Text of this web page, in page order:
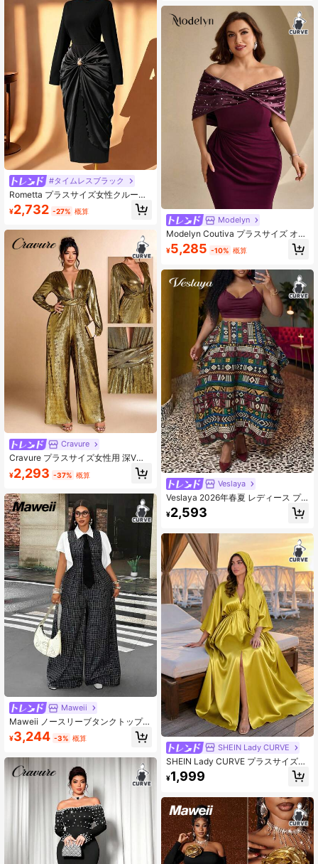
#タイムレスブラック
Rometta プラスサイズ女性クルーネ
ックフィッテッド長袖メタルボタン
サテンプリーツスリットドレス、パ
な機会に適しています
¥2,732 -27% 概算
Cravure
Cravure プラスサイズ女性用 深Vネ
ック 長袖 プリーツ入り セクシー ワ
イドレッグ メタリック ジャンプスー
¥2,293 -37% 概算
Maweii
Maweii ノースリーブタンクトップ
ワイドレッグジャンプスーツ + ホワ
イトパフスリーブブラウス 2点セッ
ラスサイズ女性用セット
¥3,244 -3% 概算
Modelyn
Modelyn Coutiva プラスサイズ オフ
ショルダー フェイクパール スパンコ
ール マーメイドドレス、ヴィンテー
ル イブニングガウン オールシーズン
対応、フィット感のあるバックレス
サテン イブニングガウン
¥5,285 -10% 概算
Veslaya
Veslaya 2026年春夏 レディース プ
ラスサイズ 新作 ボールドで上品なフ
ェミニンスタイル お腹引き締め 通気
ラシック Aライン ロングスカート
¥2,593
SHEIN Lady CURVE
SHEIN Lady CURVE プラスサイズ
エレガントVネック ルーズスリット
ドレス、夏
¥1,999